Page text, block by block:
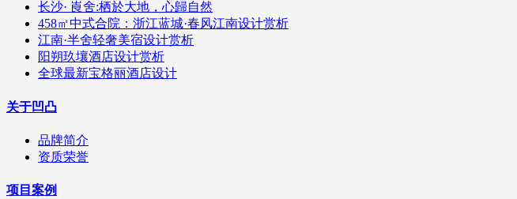
长沙· 崀舍:栖於大地，心歸自然
458㎡中式合院：浙江蓝城·春风江南设计赏析
江南·半舍轻奢美宿设计赏析
阳朔玖壤酒店设计赏析
全球最新宝格丽酒店设计
关于凹凸
品牌简介
资质荣誉
项目案例